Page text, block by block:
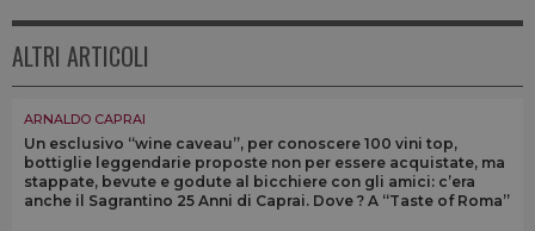
ALTRI ARTICOLI
ARNALDO CAPRAI
Un esclusivo “wine caveau”, per conoscere 100 vini top,
bottiglie leggendarie proposte non per essere acquistate, ma
stappate, bevute e godute al bicchiere con gli amici: c’era
anche il Sagrantino 25 Anni di Caprai. Dove ? A “Taste of Roma”